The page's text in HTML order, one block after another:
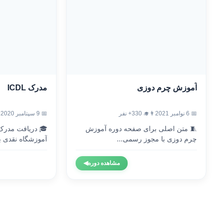
آموزش چرم دوزی
📅 6 نوامبر 2021 👨‍🎓 330+ نفر
🧵 متن اصلی برای صفحه دوره آموزش
چرم دوزی با مجوز رسمی...
مشاهده دوره◀
مدرک ICDL
📅 9 سپتامبر 2020
آموزشگاه نقدی